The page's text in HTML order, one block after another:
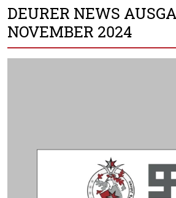
DEURER NEWS
NOVEMBER 2024